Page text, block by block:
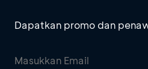
Dapatkan promo dan